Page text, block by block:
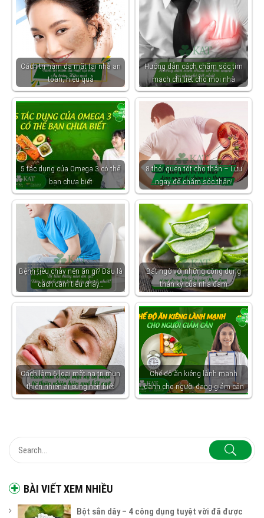
BÀI VIẾT XEM NHIỀU
Bột sắn dây – 4 công dụng tuyệt vời đã được
Cách trị nám da mặt tại nhà an
toàn, hiệu quả
Hướng dẫn cách chăm sóc tim
mạch chi tiết cho mọi nhà
5 tác dụng của Omega 3 có thể
bạn chưa biết
8 thói quen tốt cho thận – Lưu
ngay để chăm sóc thận!
Bệnh tiêu chảy nên ăn gì? Đâu là
cách cầm tiêu chảy…
Bất ngờ với những công dụng
thần kỳ của nha đam
Cách làm 6 loại mặt nạ trị mụn
thiên nhiên ai cũng nên biết
Chế độ ăn kiêng lành mạnh
dành cho người đang giảm cân